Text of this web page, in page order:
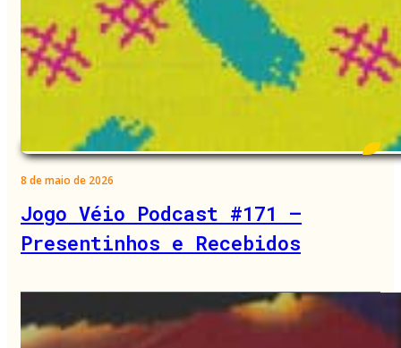
8 de maio de 2026
Jogo Véio Podcast #171 –
Presentinhos e Recebidos